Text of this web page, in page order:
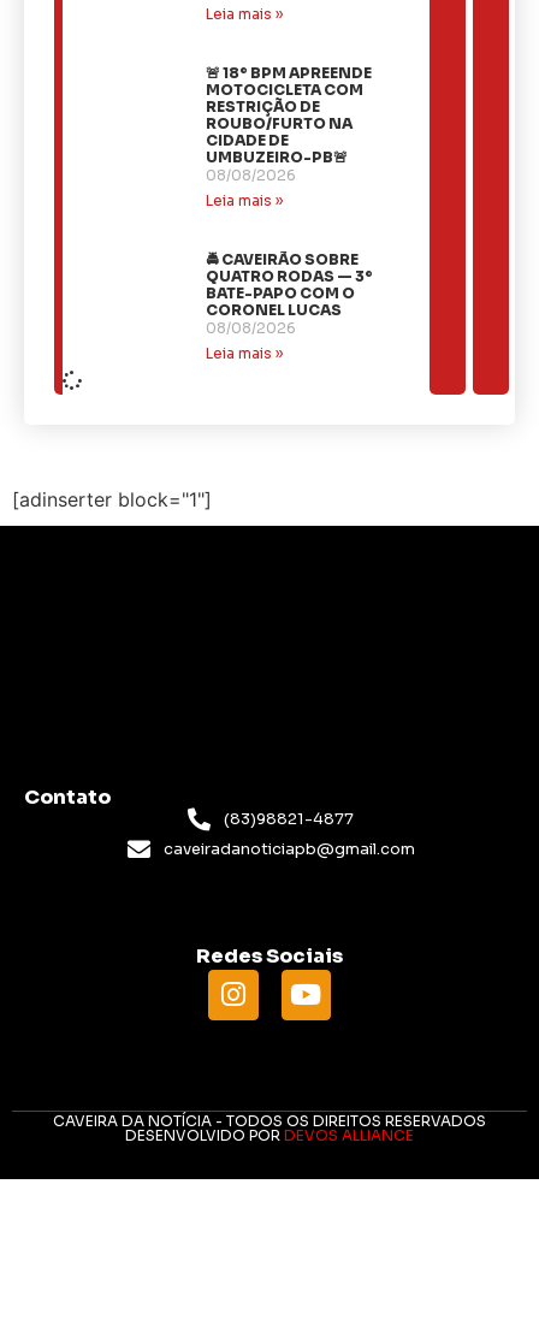
Leia mais »
🚨 18º BPM APREENDE
MOTOCICLETA COM
RESTRIÇÃO DE
ROUBO/FURTO NA
CIDADE DE
UMBUZEIRO-PB🚨
08/08/2026
Leia mais »
🚔 CAVEIRÃO SOBRE
QUATRO RODAS — 3º
BATE-PAPO COM O
CORONEL LUCAS
08/08/2026
Leia mais »
[adinserter block="1"]
Contato
(83)98821-4877
caveiradanoticiapb@gmail.com
Redes Sociais
CAVEIRA DA NOTÍCIA - TODOS OS DIREITOS RESERVADOS
DESENVOLVIDO POR DEVOS ALLIANCE